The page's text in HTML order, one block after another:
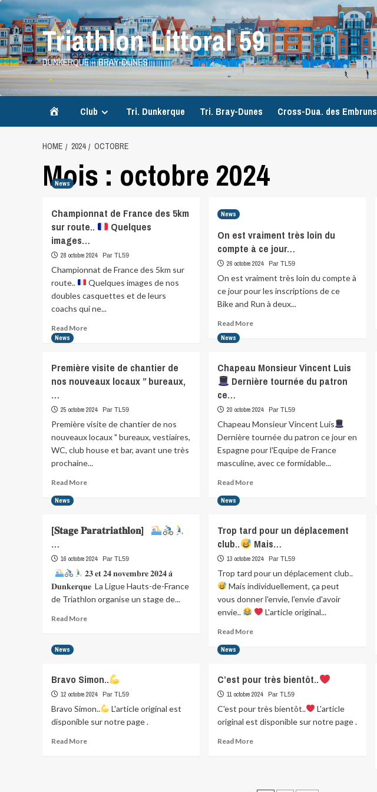
Skip
to
content
Triathlon Littoral 59
DUNKERQUE – BRAY-DUNES
Accueil
Club Tri. Dunkerque Tri. Bray-Dunes Cross-Dua. des Embruns
HOME 2024 OCTOBRE
Mois : octobre 2024
News
Championnat de France des 5km
sur route..
Quelques
images…
28 octobre 2024 Par TL59
Championnat de France des 5km sur
route..
Quelques images de nos
doubles casquettes et de leurs
coachs qui ne...
Read MoreRead
de
France
route..
Quelques
News
On est vraiment très loin du
compte à ce jour…
26 octobre 2024 Par TL59
On est vraiment très loin du compte à
ce jour pour les inscriptions de ce
Bike and Run à deux...
Read MoreRead
est
vraiment
du
compte
à
jour…
News
Première visite de chantier de
nos nouveaux locaux ” bureaux,
…
25 octobre 2024 Par TL59
Première visite de chantier de nos
nouveaux locaux " bureaux, vestiaires,
WC, club house et bar, avant une très
prochaine...
Read MoreRead
de
de
nos
locaux
”
News
Chapeau Monsieur Vincent Luis
Dernière tournée du patron
ce…
20 octobre 2024 Par TL59
Chapeau Monsieur Vincent Luis
Dernière tournée du patron ce jour en
Espagne pour l'Equipe de France
masculine, avec ce formidable...
Read MoreRead
Monsieur
Vincent
Luis
du
patron
ce…
News
[𝐒𝐭𝐚𝐠𝐞 𝐏𝐚𝐫𝐚𝐭𝐫𝐢𝐚𝐭𝐡𝐥𝐨𝐧] ​ ​
…
16 octobre 2024 Par TL59
𝟐𝟑 𝐞𝐭 𝟐𝟒 𝐧𝐨𝐯𝐞𝐦𝐛𝐫𝐞 𝟐𝟎𝟐𝟒 𝐚̀
𝐃𝐮𝐧𝐤𝐞𝐫𝐪𝐮𝐞 ​ La Ligue Hauts-de-France
de Triathlon organise un stage de...
Read MoreRead
News
Trop tard pour un déplacement
club..
Mais…
13 octobre 2024 Par TL59
Trop tard pour un déplacement club..
Mais individuellement, ça peut
vous donner l'envie, l'envie d'avoir
envie..
L'article original...
Read MoreRead
pour
un
déplacement
club..
Mais…
News
Bravo Simon..
12 octobre 2024 Par TL59
Bravo Simon..
L'article original est
disponible sur notre page .
Read MoreRead
News
C’est pour très bientôt..
11 octobre 2024 Par TL59
C'est pour très bientôt..
L'article
original est disponible sur notre page .
Read MoreRead